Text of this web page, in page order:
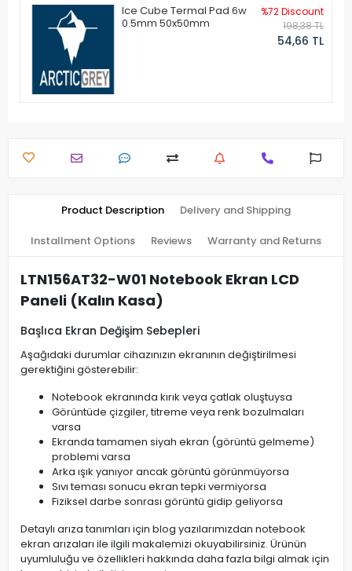
Ice Cube Termal Pad 6w
0.5mm 50x50mm
%72 Discount
198,38 TL
54,66 TL
Product Description Delivery and Shipping
Installment Options Reviews Warranty and Returns
LTN156AT32-W01 Notebook Ekran LCD
Paneli (Kalın Kasa)
Başlıca Ekran Değişim Sebepleri
Aşağıdaki durumlar cihazınızın ekranının değiştirilmesi
gerektiğini gösterebilir:
Notebook ekranında kırık veya çatlak oluştuysa
Görüntüde çizgiler, titreme veya renk bozulmaları
varsa
Ekranda tamamen siyah ekran (görüntü gelmeme)
problemi varsa
Arka ışık yanıyor ancak görüntü görünmüyorsa
Sıvı teması sonucu ekran tepki vermiyorsa
Fiziksel darbe sonrası görüntü gidip geliyorsa
Detaylı arıza tanımları için blog yazılarımızdan notebook
ekran arızaları ile ilgili makalemizi okuyabilirsiniz. Ürünün
uyumluluğu ve özellikleri hakkında daha fazla bilgi almak için